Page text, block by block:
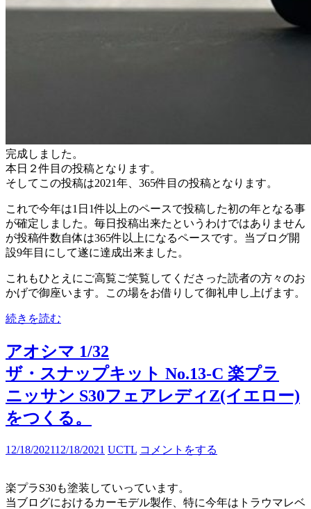
完成しました。
本日２件目の投稿となります。
そしてこの投稿は2021年、365件目の投稿となります。
これで今年は1日1件以上のペースで投稿した初の年となる事
が確定しました。毎日投稿出来たというわけではありません
が投稿件数自体は365件以上になるペースです。当ブログ開
設9年目にして遂に達成出来ました。
これもひとえにご高覧ご笑覧してくださった読者の方々のお
かげで御座います。この場をお借りして御礼申し上げます。
続きを読む
アオシマ 1/32
ザ・スナップキット No.13-C 楽プラ
ニッサン S30フェアレディZ(イエロー)
をつくる。
12/18/202112/18/2021 UCTL コメントをする
楽プラS30も塗装していっています。
当ブログにおけるカーモデル製作、特に今年はトラウマレベ